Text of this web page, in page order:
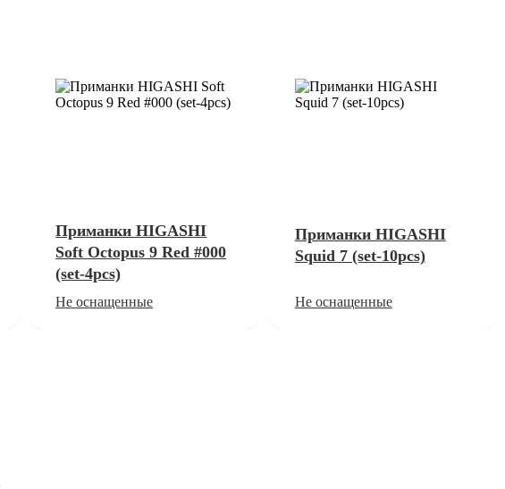
Приманки HIGASHI
Soft Octopus 9 Red #000
(set-4pcs)
Не оснащенные
Приманки HIGASHI
Squid 7 (set-10pcs)
Не оснащенные